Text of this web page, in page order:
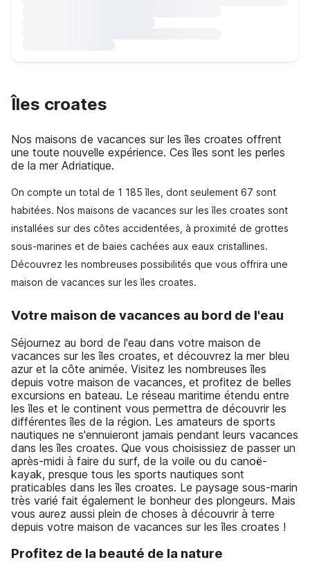
Îles croates
Nos maisons de vacances sur les îles croates offrent
une toute nouvelle expérience. Ces îles sont les perles
de la mer Adriatique.
On compte un total de 1 185 îles, dont seulement 67 sont
habitées. Nos maisons de vacances sur les îles croates sont
installées sur des côtes accidentées, à proximité de grottes
sous-marines et de baies cachées aux eaux cristallines.
Découvrez les nombreuses possibilités que vous offrira une
maison de vacances sur les îles croates.
Votre maison de vacances au bord de l'eau
Séjournez au bord de l'eau dans votre maison de
vacances sur les îles croates, et découvrez la mer bleu
azur et la côte animée. Visitez les nombreuses îles
depuis votre maison de vacances, et profitez de belles
excursions en bateau. Le réseau maritime étendu entre
les îles et le continent vous permettra de découvrir les
différentes îles de la région. Les amateurs de sports
nautiques ne s'ennuieront jamais pendant leurs vacances
dans les îles croates. Que vous choisissiez de passer un
après-midi à faire du surf, de la voile ou du canoë-
kayak, presque tous les sports nautiques sont
praticables dans les îles croates. Le paysage sous-marin
très varié fait également le bonheur des plongeurs. Mais
vous aurez aussi plein de choses à découvrir à terre
depuis votre maison de vacances sur les îles croates !
Profitez de la beauté de la nature